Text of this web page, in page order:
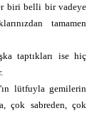
biri belli bir vadeye
tamamen
taptıkları ise hiç
lütfuyla gemilerin
çok sabreden, çok